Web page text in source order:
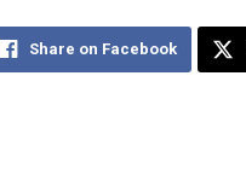
Share on Facebook